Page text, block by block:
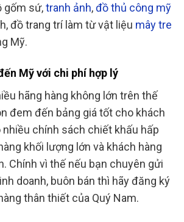
gốm sứ,tranh ảnh,đồ thủ công mỹ
đồ trang trí làm từ vật liệu mây tre
Mỹ.
Mỹ với chi phí hợp lý
hãng hàng không lớn trên thế
đem đến bảng giá tốt cho khách
nhiều chính sách chiết khấu hấp
khối lượng lớn và khách hàng
Chính vì thế nếu bạn chuyên gửi
doanh, buôn bán thì hãy đăng ký
thân thiết của Quý Nam.